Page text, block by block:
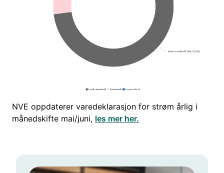
NVE oppdaterer varedeklarasjon for strøm årlig i
månedskifte mai/juni, les mer her.